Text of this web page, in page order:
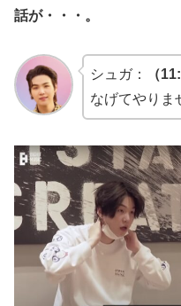
話が・・・。
シュガ： （
なげてやりま